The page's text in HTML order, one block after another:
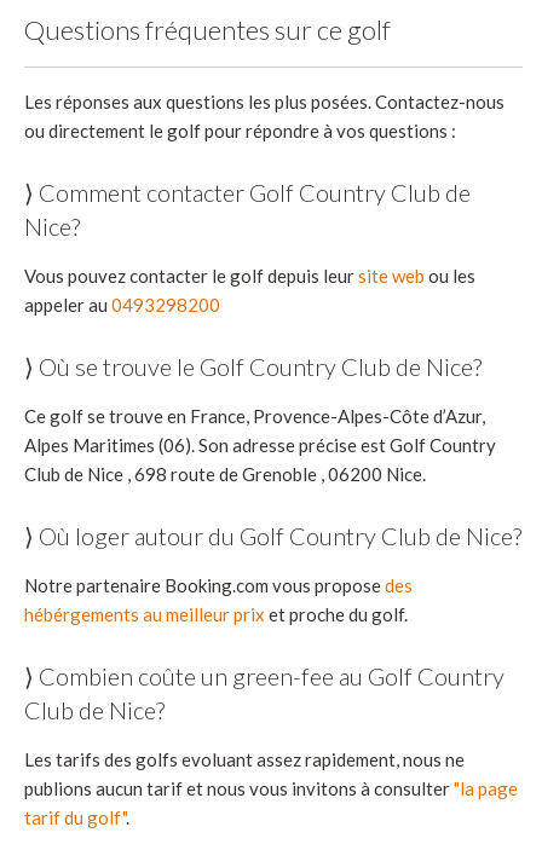
Questions fréquentes sur ce golf
Les réponses aux questions les plus posées. Contactez-nous
ou directement le golf pour répondre à vos questions :
⟩ Comment contacter Golf Country Club de
Nice?
Vous pouvez contacter le golf depuis leursite web ou les
appeler au 0493298200
⟩ Où se trouve le Golf Country Club de Nice?
Ce golf se trouve en France, Provence-Alpes-Côte d’Azur,
Alpes Maritimes (06). Son adresse précise est Golf Country
Club de Nice , 698 route de Grenoble , 06200 Nice.
⟩ Où loger autour du Golf Country Club de Nice?
Notre partenaire Booking.com vous proposedes
hébérgements au meilleur prix et proche du golf.
⟩ Combien coûte un green-fee au Golf Country
Club de Nice?
Les tarifs des golfs evoluant assez rapidement, nous ne
publions aucun tarif et nous vous invitons à consulter"la page
tarif du golf".